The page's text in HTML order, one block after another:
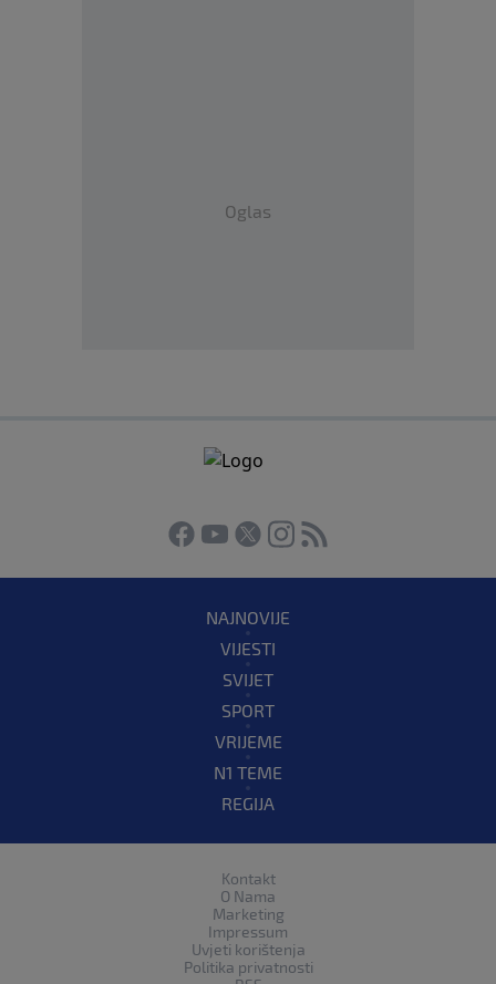
Oglas
NAJNOVIJE
VIJESTI
SVIJET
SPORT
VRIJEME
N1 TEME
REGIJA
Kontakt
O Nama
Marketing
Impressum
Uvjeti korištenja
Politika privatnosti